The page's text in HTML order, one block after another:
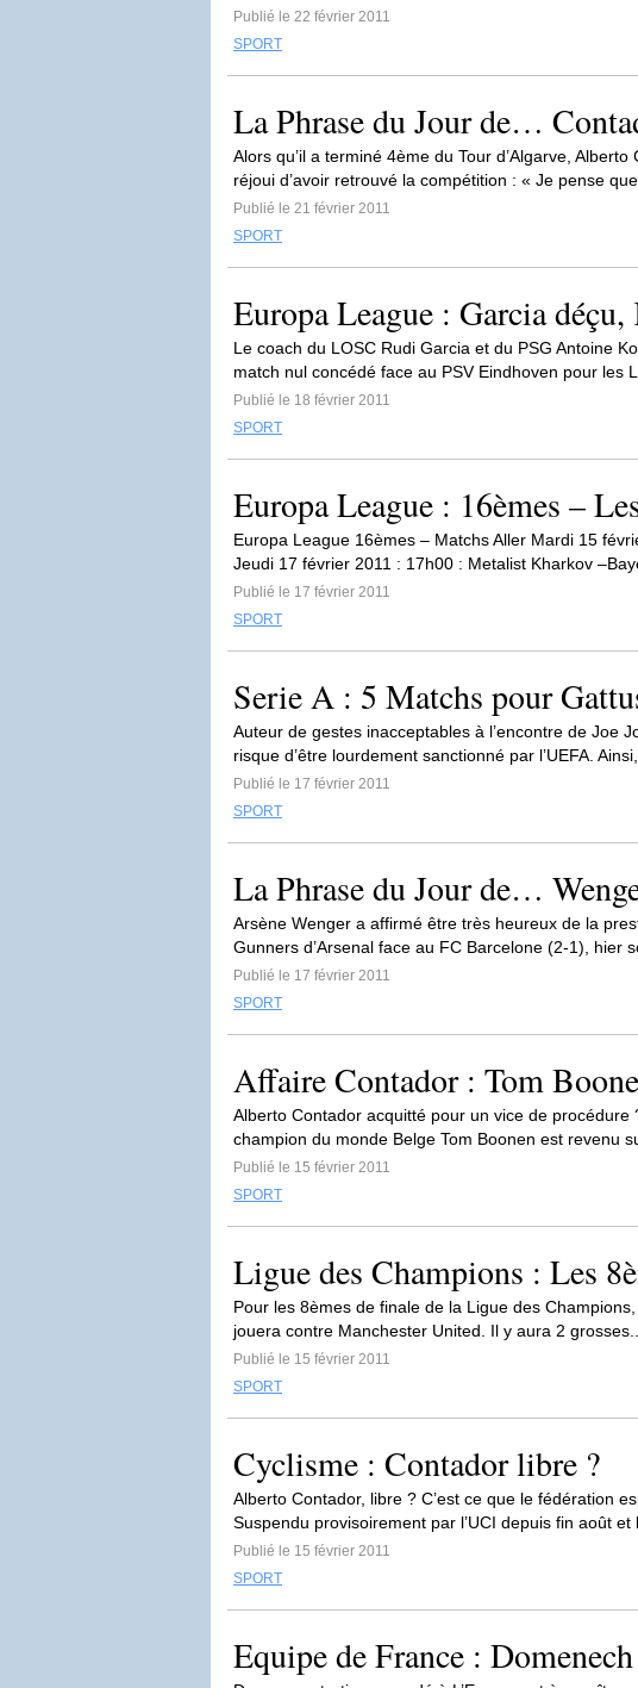
Publié le 22 février 2011
SPORT
La Phrase du Jour de…
Alors qu’il a terminé 4ème du Tour d’Algarve,
réjoui d’avoir retrouvé la compétition : « Je pense
Publié le 21 février 2011
SPORT
Europa League : Garcia
Le coach du LOSC Rudi Garcia et du PSG Antoine
match nul concédé face au PSV Eindhoven pour les
Publié le 18 février 2011
SPORT
Europa League : 16èmes –
Europa League 16èmes – Matchs Aller Mardi 15
Jeudi 17 février 2011 : 17h00 : Metalist Kharkov
Publié le 17 février 2011
SPORT
Serie A : 5 Matchs pour
Auteur de gestes inacceptables à l’encontre de Joe
risque d’être lourdement sanctionné par l’UEFA. Ainsi,
Publié le 17 février 2011
SPORT
La Phrase du Jour de…
Arsène Wenger a affirmé être très heureux de la
Gunners d’Arsenal face au FC Barcelone (2-1), hier
Publié le 17 février 2011
SPORT
Affaire Contador : Tom
Alberto Contador acquitté pour un vice de procédure
champion du monde Belge Tom Boonen est revenu
Publié le 15 février 2011
SPORT
Ligue des Champions : Les
Pour les 8èmes de finale de la Ligue des
jouera contre Manchester United. Il y aura 2 grosses...
Publié le 15 février 2011
SPORT
Cyclisme : Contador libre ?
Alberto Contador, libre ? C’est ce que le fédération
Suspendu provisoirement par l’UCI depuis fin août et
Publié le 15 février 2011
SPORT
Equipe de France :